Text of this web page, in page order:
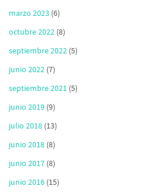
marzo 2023 (6)
octubre 2022 (8)
septiembre 2022 (5)
junio 2022 (7)
septiembre 2021 (5)
junio 2019 (9)
julio 2018 (13)
junio 2018 (8)
junio 2017 (8)
junio 2016 (15)